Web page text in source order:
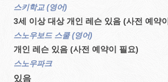
스키학교 (영어)
3세 이상 대상 개인 레슨 있음 (사전 예약
스노우보드 스쿨 (영어)
개인 레슨 있음 (사전 예약이 필요)
스노우파크
있음